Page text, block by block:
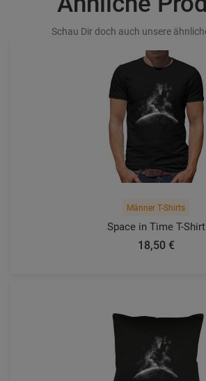
Schau Dir doch auch unsere
Männer T-Shirts
Space in Time T-Shirt
18,50 €